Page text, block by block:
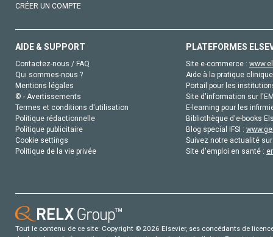
CRÉER UN COMPTE
AIDE & SUPPORT
Contactez-nous / FAQ
Qui sommes-nous ?
Mentions légales
© - Avertissements
Termes et conditions d'utilisation
Politique rédactionnelle
Politique publicitaire
Cookie settings
Politique de la vie privée
PLATEFORMES
Site e-commerce :
Aide à la pratique
Portail pour les
Site d'information sur
E-learning pour les
Bibliothèque d'e-books
Blog special IFSI :
Suivez notre actualité
Site d'emploi en santé :
Tout le contenu de ce site: Copyright © 2026 Elsevier, ses concédants de